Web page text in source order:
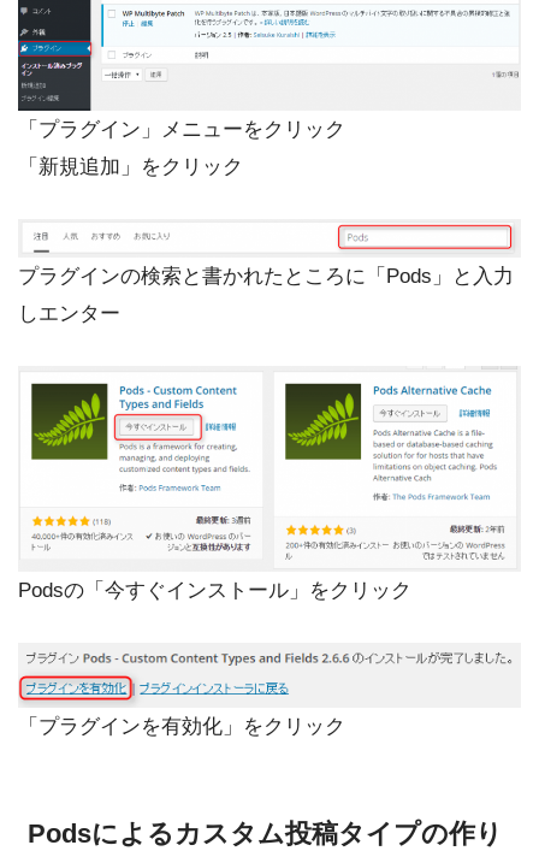
「プラグイン」メニューをクリック
「新規追加」をクリック
プラグインの検索と書かれたところに「Pods」と入力
しエンター
Podsの「今すぐインストール」をクリック
「プラグインを有効化」をクリック
Podsによるカスタム投稿タイプの作り